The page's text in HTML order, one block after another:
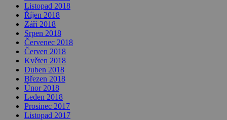
Listopad 2018
Říjen 2018
Září 2018
Srpen 2018
Červenec 2018
Červen 2018
Květen 2018
Duben 2018
Březen 2018
Únor 2018
Leden 2018
Prosinec 2017
Listopad 2017